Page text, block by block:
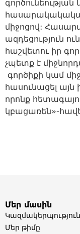
միջոցով:
ազդեցություն
հաշվետու իր
չպետք է
գործիքի կամ
հասունացել
որոնք
կբացառեն»-
Մեր մասին
Մեր թիմը​